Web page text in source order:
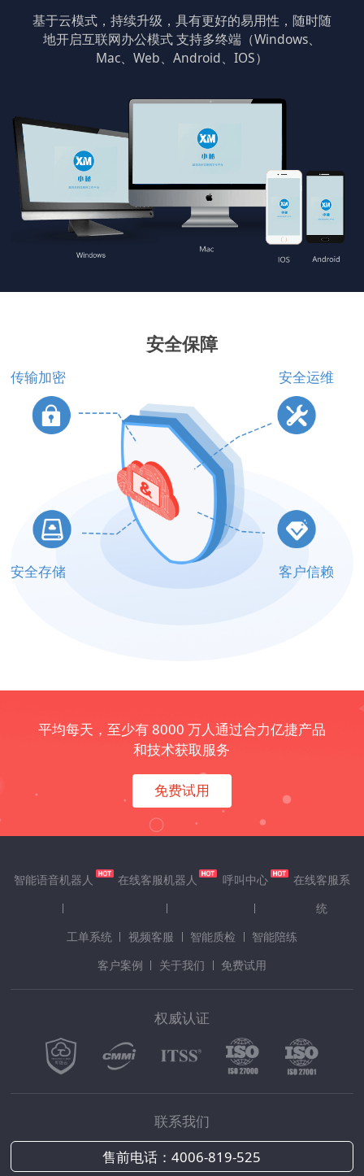
基于云模式，持续升级，具有更好的易用性，随时随
地开启互联网办公模式支持多终端（Windows、
Mac、Web、Android、IOS）
安全保障
传输加密 安全运维
安全存储 客户信赖
平均每天，至少有 8000 万人通过合力亿捷产品
和技术获取服务
免费试用
智能语音机器人 在线客服机器人 呼叫中心
在线客服系
统
工单系统
视频客服 智能质检
智能陪练
客户案例
关于我们 免费试用
权威认证
联系我们
售前电话：4006-819-525